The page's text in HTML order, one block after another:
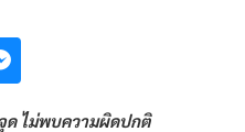
ด ไม่พบความผิดปกติ